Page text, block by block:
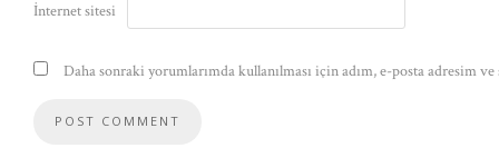
İnternet sitesi
Daha sonraki yorumlarımda kullanılması için adım, e-posta adresim